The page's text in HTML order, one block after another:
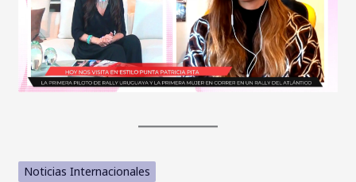
Noticias Internacionales